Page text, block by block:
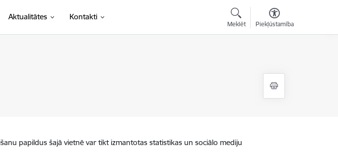
Aktualitātes Kontakti
Meklēt Piekļūstamība
papildus šajā vietnē var tikt izmantotas statistikas un sociālo mediju